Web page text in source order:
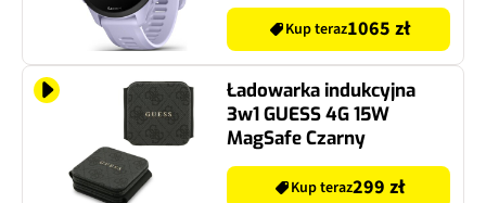
Kup teraz1065 zł
Ładowarka indukcyjna
3w1 GUESS 4G 15W
MagSafe Czarny
Kup teraz299 zł